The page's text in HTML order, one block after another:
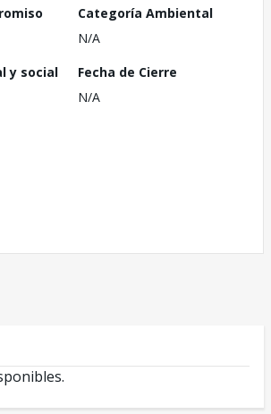
Categoría Ambiental
N/A
y social
Fecha de Cierre
N/A